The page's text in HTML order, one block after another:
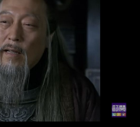
者｜鏡新聞 原文內
今年12/6日，將交
達到全天交易，
不大，但美股沒有
不足，恐怕會 讓股
股收盤後，接續操